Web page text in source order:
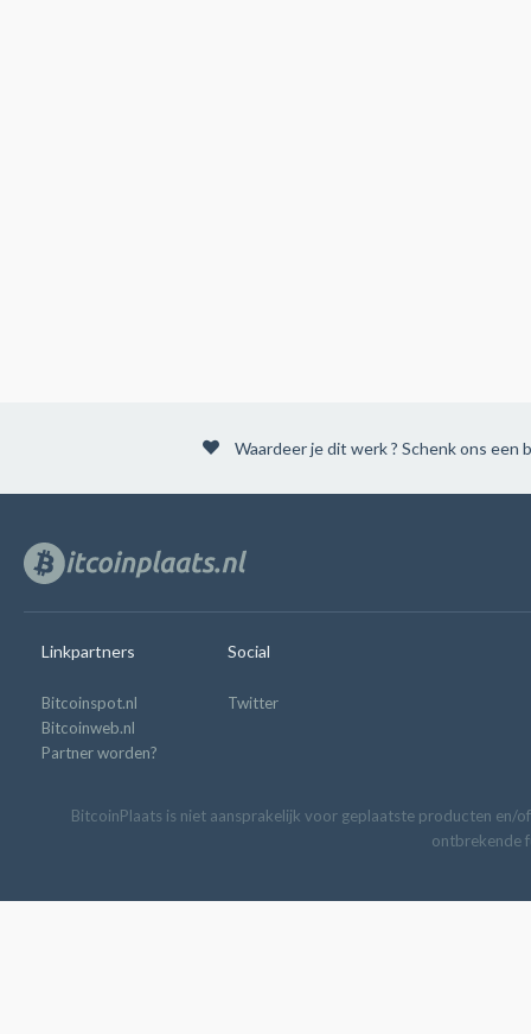
Waardeer je dit werk ? Schenk ons een
Linkpartners
Bitcoinspot.nl
Bitcoinweb.nl
Partner worden?
Social
Twitter
BitcoinPlaats is niet aansprakelijk voor geplaatste producten en/
ontbrekende